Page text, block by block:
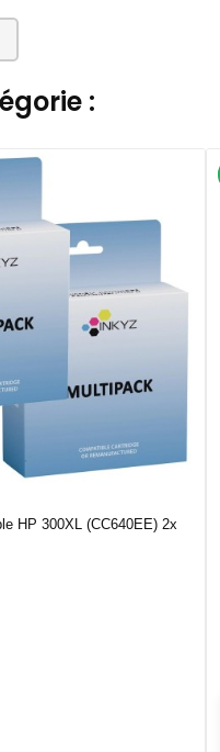
:
HP 300XL (CC640EE) 2x